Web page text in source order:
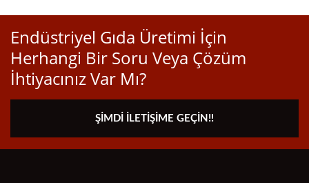
Endüstriyel Gıda Üretimi İçin
Herhangi Bir Soru Veya Çözüm
İhtiyacınız Var Mı?
ŞIMDI İLETIŞIME GEÇIN!!